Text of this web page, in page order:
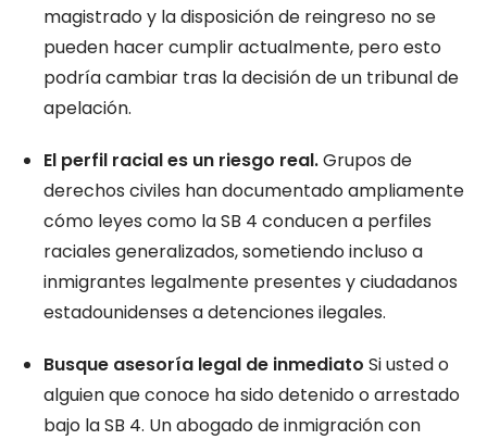
magistrado y la disposición de reingreso no se
pueden hacer cumplir actualmente, pero esto
podría cambiar tras la decisión de un tribunal de
apelación.
El perfil racial es un riesgo real.Grupos de
derechos civiles han documentado ampliamente
cómo leyes como la SB 4 conducen a perfiles
raciales generalizados, sometiendo incluso a
inmigrantes legalmente presentes y ciudadanos
estadounidenses a detenciones ilegales.
Busque asesoría legal de inmediato Si usted o
alguien que conoce ha sido detenido o arrestado
bajo la SB 4. Un abogado de inmigración con